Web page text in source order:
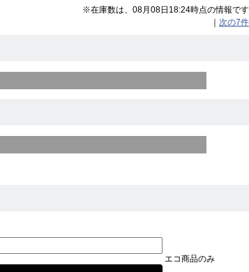
※在庫数は、08月08日18:24時点の情報です
次の7件
エコ商品のみ